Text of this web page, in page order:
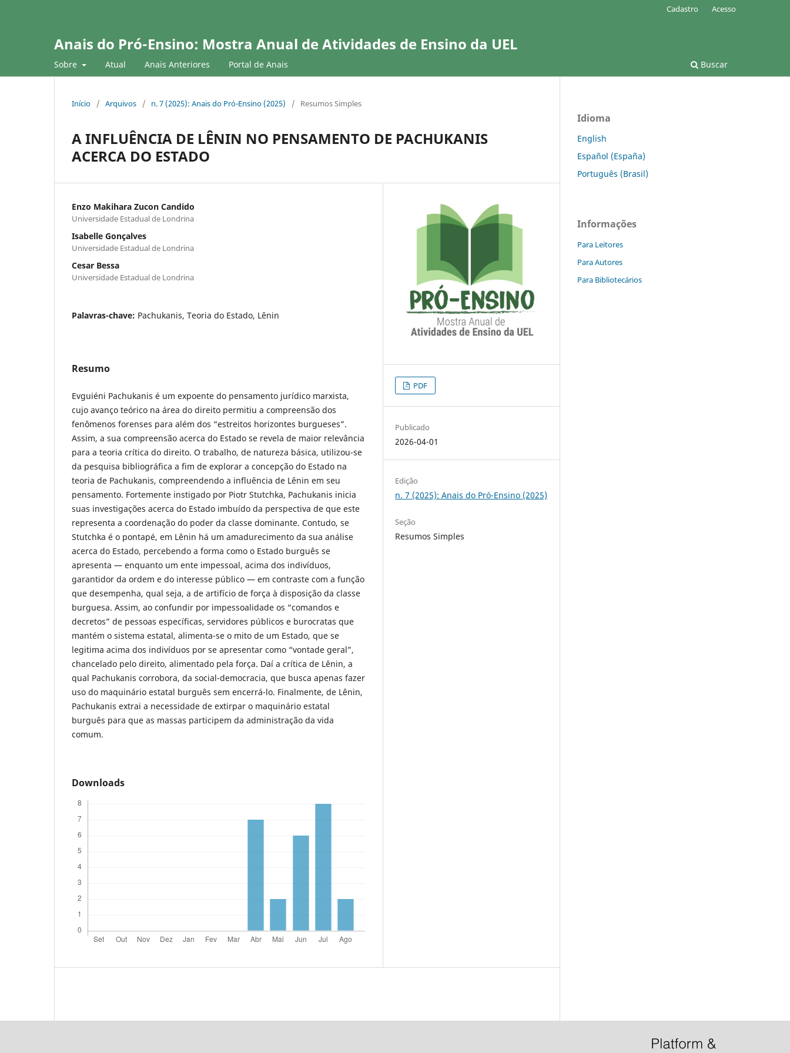
Anais do Pró-Ensino: Mostra Anual de Atividades de Ensino da UEL
Sobre Atual Anais Anteriores Portal de Anais Buscar
Cadastro Acesso
Início / Arquivos / n. 7 (2025): Anais do Pró-Ensino (2025) / Resumos Simples
A INFLUÊNCIA DE LÊNIN NO PENSAMENTO DE PACHUKANIS
ACERCA DO ESTADO
Enzo Makihara Zucon Candido
Universidade Estadual de Londrina
Isabelle Gonçalves
Universidade Estadual de Londrina
Cesar Bessa
Universidade Estadual de Londrina
Palavras-chave: Pachukanis, Teoria do Estado, Lênin
Resumo
Evguiéni Pachukanis é um expoente do pensamento jurídico marxista,
cujo avanço teórico na área do direito permitiu a compreensão dos
fenômenos forenses para além dos “estreitos horizontes burgueses”.
Assim, a sua compreensão acerca do Estado se revela de maior relevância
para a teoria crítica do direito. O trabalho, de natureza básica, utilizou-se
da pesquisa bibliográfica a fim de explorar a concepção do Estado na
teoria de Pachukanis, compreendendo a influência de Lênin em seu
pensamento. Fortemente instigado por Piotr Stutchka, Pachukanis inicia
suas investigações acerca do Estado imbuído da perspectiva de que este
representa a coordenação do poder da classe dominante. Contudo, se
Stutchka é o pontapé, em Lênin há um amadurecimento da sua análise
acerca do Estado, percebendo a forma como o Estado burguês se
apresenta — enquanto um ente impessoal, acima dos indivíduos,
garantidor da ordem e do interesse público — em contraste com a função
que desempenha, qual seja, a de artifício de força à disposição da classe
burguesa. Assim, ao confundir por impessoalidade os “comandos e
decretos” de pessoas específicas, servidores públicos e burocratas que
mantém o sistema estatal, alimenta-se o mito de um Estado, que se
legitima acima dos indivíduos por se apresentar como “vontade geral”,
chancelado pelo direito, alimentado pela força. Daí a crítica de Lênin, a
qual Pachukanis corrobora, da social-democracia, que busca apenas fazer
uso do maquinário estatal burguês sem encerrá-lo. Finalmente, de Lênin,
Pachukanis extrai a necessidade de extirpar o maquinário estatal
burguês para que as massas participem da administração da vida
comum.
Downloads
PDF
Publicado
2026-04-01
Edição
n. 7 (2025): Anais do Pró-Ensino (2025)
Seção
Resumos Simples
Idioma
English
Español (España)
Português (Brasil)
Informações
Para Leitores
Para Autores
Para Bibliotecários